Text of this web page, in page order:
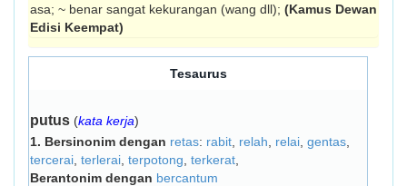
asa; ~ benar sangat kekurangan (wang dll); (Kamus Dewan
Edisi Keempat)
Tesaurus
putus (kata kerja)
1. Bersinonim dengan retas: rabit relah relai gentas
tercerai terlerai terpotong terkerat
Berantonim dengan bercantum